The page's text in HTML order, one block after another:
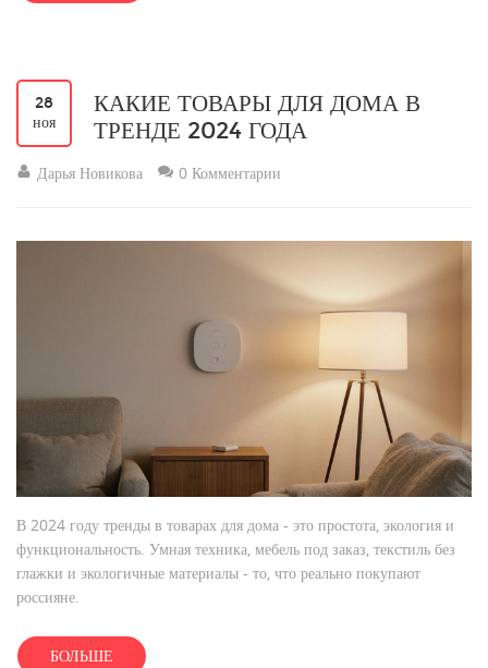
28
ноя
КАКИЕ ТОВАРЫ ДЛЯ ДОМА В
ТРЕНДЕ 2024 ГОДА
Дарья Новикова 0 Комментарии
В 2024 году тренды в товарах для дома - это простота, экология и
функциональность. Умная техника, мебель под заказ, текстиль без
глажки и экологичные материалы - то, что реально покупают
россияне.
БОЛЬШЕ